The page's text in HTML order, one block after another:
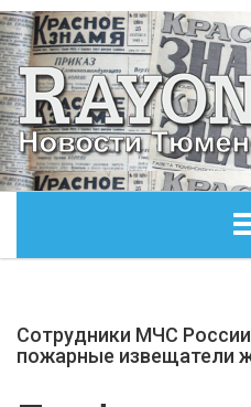
ОБЩЕСТВО
Сотрудники МЧС
пожарные извещатели